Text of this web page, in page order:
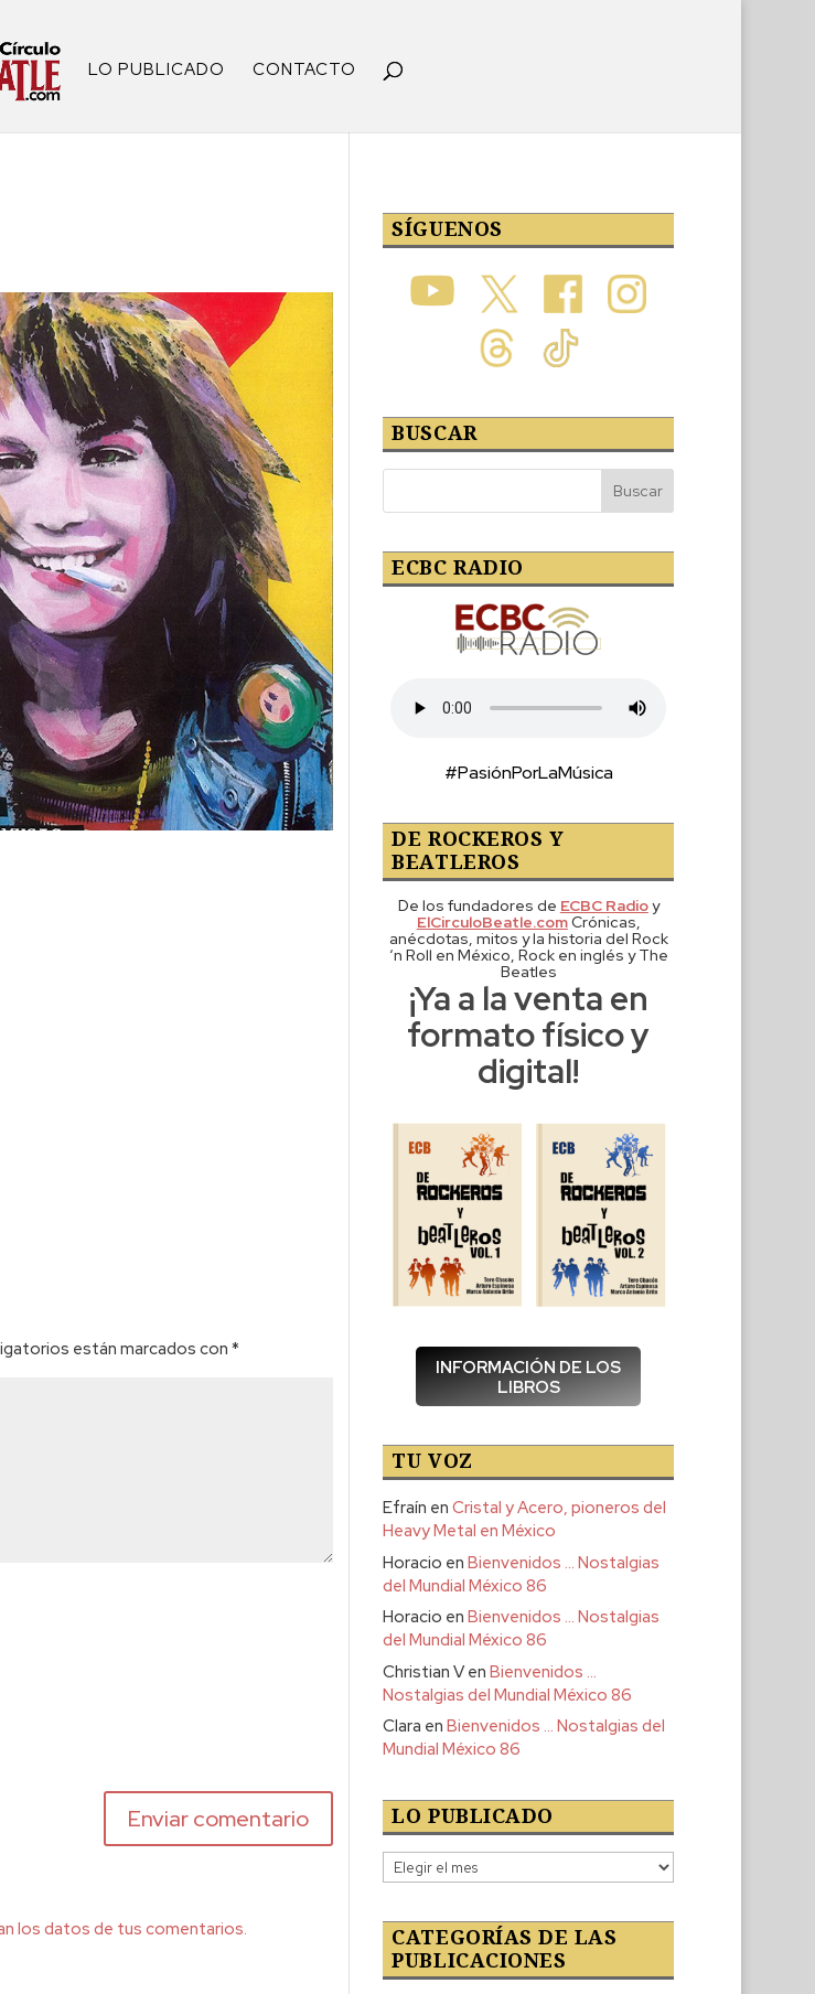
LO PUBLICADO CONTACTO
están marcados con *
los datos de tus comentarios.
SÍGUENOS
BUSCAR
ECBC RADIO
#PasiónPorLaMúsica
DE ROCKEROS Y
BEATLEROS
De los fundadores de ECBC Radioy
ElCirculoBeatle.comCrónicas,
anécdotas, mitos y la historia del Rock
‘n Roll en México, Rock en inglés y The
Beatles
¡Ya a la venta en
formato físico y
digital!
INFORMACIÓN DE LOS
LIBROS
TU VOZ
Efraín enCristal y Acero, pioneros del
Heavy Metal en México
Horacio enBienvenidos … Nostalgias
del Mundial México 86
Horacio enBienvenidos … Nostalgias
del Mundial México 86
Christian VenBienvenidos …
Nostalgias del Mundial México 86
Clara enBienvenidos … Nostalgias del
Mundial México 86
LO PUBLICADO
Lo
publicado
CATEGORÍAS DE LAS
PUBLICACIONES